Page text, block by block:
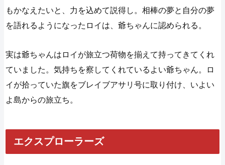
もかなえたいと、力を込めて説得し。相棒の夢と自分の夢
を語れるようになったロイは、爺ちゃんに認められる。
実は爺ちゃんはロイが旅立つ荷物を揃えて持ってきてくれ
ていました。気持ちを察してくれているよい爺ちゃん。ロ
イが拾っていた旗をブレイブアサリ号に取り付け、いよい
よ島からの旅立ち。
エクスプローラーズ